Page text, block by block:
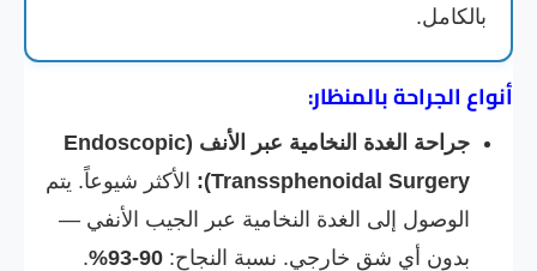
بالكامل.
أنواع الجراحة بالمنظار:
جراحة الغدة النخامية عبر الأنف (Endoscopic
Transsphenoidal Surgery):
الأكثر شيوعاً. يتم
الوصول إلى الغدة النخامية عبر الجيب الأنفي —
بدون أي شق خارجي. نسبة النجاح: 90-93%
.